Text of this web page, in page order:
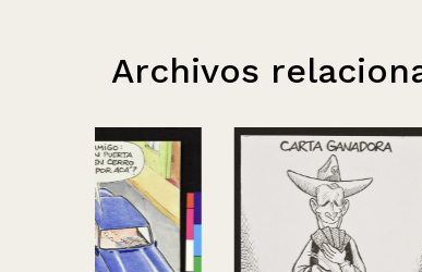
Archivos